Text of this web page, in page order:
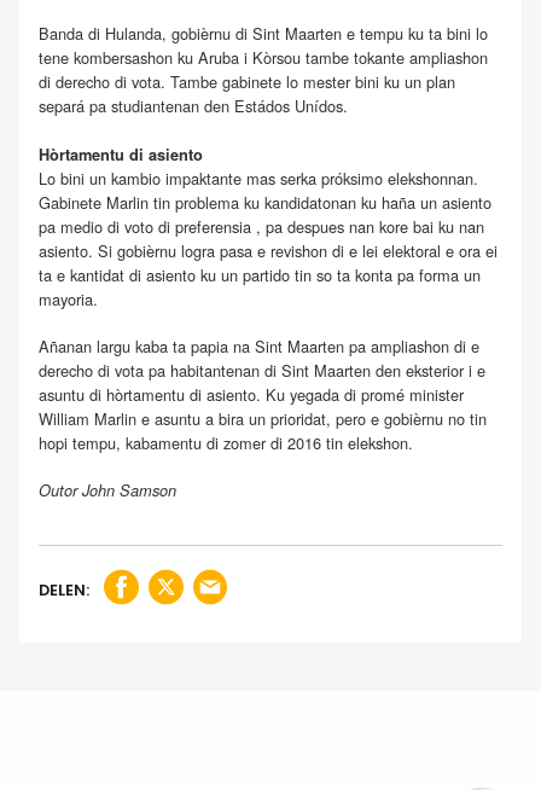
Banda di Hulanda, gobièrnu di Sint Maarten e tempu ku ta bini lo
tene kombersashon ku Aruba i Kòrsou tambe tokante ampliashon
di derecho di vota. Tambe gabinete lo mester bini ku un plan
separá pa studiantenan den Estádos Unídos.
Hòrtamentu di asiento
Lo bini un kambio impaktante mas serka próksimo elekshonnan.
Gabinete Marlin tin problema ku kandidatonan ku haña un asiento
pa medio di voto di preferensia , pa despues nan kore bai ku nan
asiento. Si gobièrnu logra pasa e revishon di e lei elektoral e ora ei
ta e kantidat di asiento ku un partido tin so ta konta pa forma un
mayoria.
Añanan largu kaba ta papia na Sint Maarten pa ampliashon di e
derecho di vota pa habitantenan di Sint Maarten den eksterior i e
asuntu di hòrtamentu di asiento. Ku yegada di promé minister
William Marlin e asuntu a bira un prioridat, pero e gobièrnu no tin
hopi tempu, kabamentu di zomer di 2016 tin elekshon.
Outor John Samson
DELEN: